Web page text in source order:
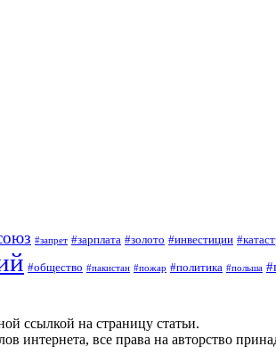
#запрет #зарплата #золото #инвестиции
#общество #пакистан #пожар #политика #польша
ссылкой на страницу статьи.
интернета, все права на авторство